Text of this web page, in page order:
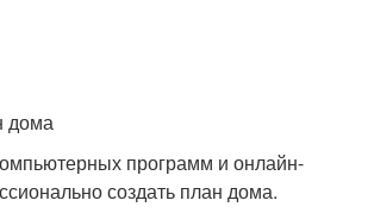
дома
программ и онлайн-
создать план дома.